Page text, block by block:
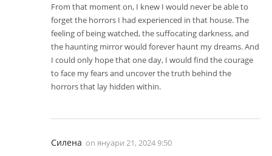
From that moment on, I knew I would never be able to
forget the horrors I had experienced in that house. The
feeling of being watched, the suffocating darkness, and
the haunting mirror would forever haunt my dreams. And
I could only hope that one day, I would find the courage
to face my fears and uncover the truth behind the
horrors that lay hidden within.
Силена on януари 21, 2024 9:50